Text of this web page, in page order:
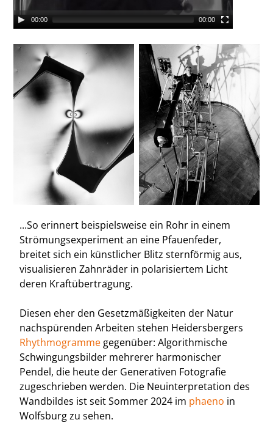
00:00 00:00
...So erinnert beispielsweise ein Rohr in einem
Strömungsexperiment an eine Pfauenfeder,
breitet sich ein künstlicher Blitz sternförmig aus,
visualisieren Zahnräder in polarisiertem Licht
deren Kraftübertragung.
Diesen eher den Gesetzmäßigkeiten der Natur
nachspürenden Arbeiten stehen Heidersbergers
Rhythmogramme gegenüber: Algorithmische
Schwingungsbilder mehrerer harmonischer
Pendel, die heute der Generativen Fotografie
zugeschrieben werden. Die Neuinterpretation des
Wandbildes ist seit Sommer 2024 im phaeno in
Wolfsburg zu sehen.